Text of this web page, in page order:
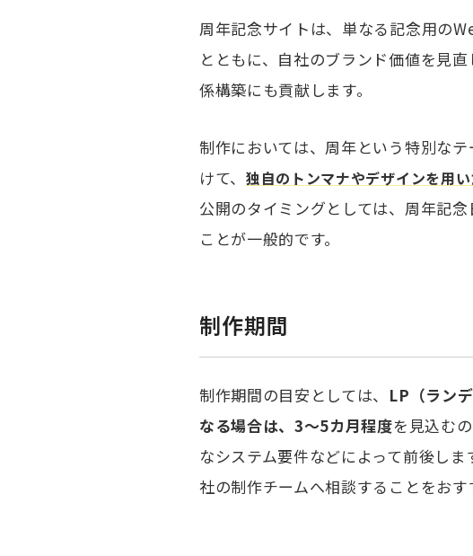
周年記念サイトは、単なる記念用の
とともに、自社のブランド価値を見
係構築にも貢献します。
制作においては、周年という特別な
けて、独自のトンマナやデザインを用
公開のタイミングとしては、周年記
ことが一般的です。
制作期間
制作期間の目安としては、 LP（ラン
なる場合は、3〜5カ月程度を見込む
なシステム要件などによって前後し
社の制作チームへ相談することをおす